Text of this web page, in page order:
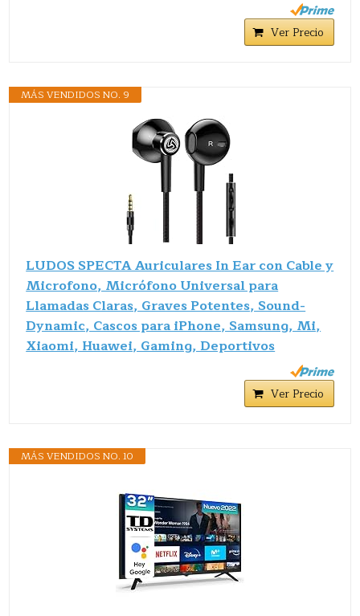
Ver Precio
MÁS VENDIDOS NO. 9
LUDOS SPECTA Auriculares In Ear con Cable y
Microfono, Micrófono Universal para
Llamadas Claras, Graves Potentes, Sound-
Dynamic, Cascos para iPhone, Samsung, Mi,
Xiaomi, Huawei, Gaming, Deportivos
Ver Precio
MÁS VENDIDOS NO. 10